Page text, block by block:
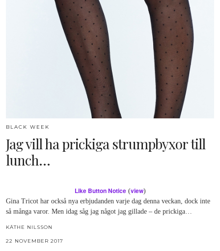
BLACK WEEK
Jag vill ha prickiga strumpbyxor till
lunch…
Like Button Notice(view)
Gina Tricot har också nya erbjudanden varje dag denna veckan, dock inte
så många varor. Men idag såg jag något jag gillade – de prickiga…
KÄTHE NILSSON
22 NOVEMBER 2017